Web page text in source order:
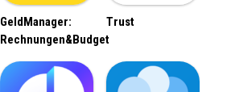
GeldManager:
Rechnungen&Budget
Trust